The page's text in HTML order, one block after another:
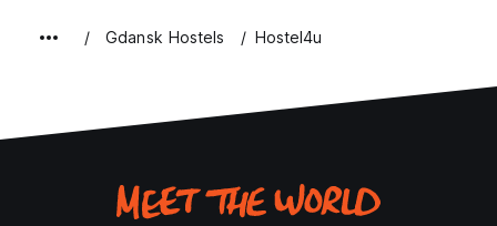
Gdansk Hostels Hostel4u